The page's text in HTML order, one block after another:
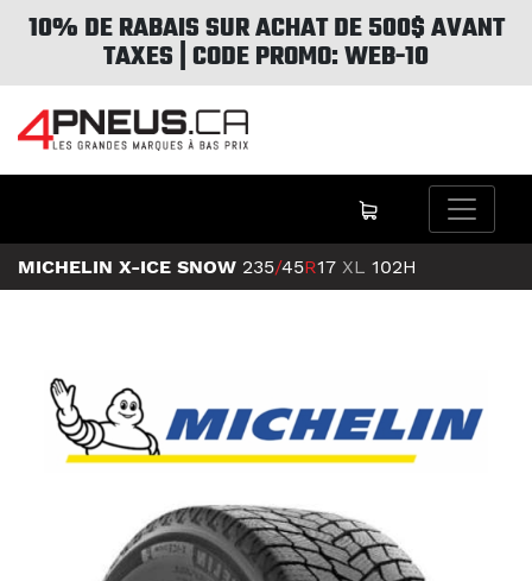
10% DE RABAIS SUR ACHAT DE 500$ AVANT
TAXES | CODE PROMO: WEB-10
MICHELIN X-ICE SNOW 235/45R17 XL 102H